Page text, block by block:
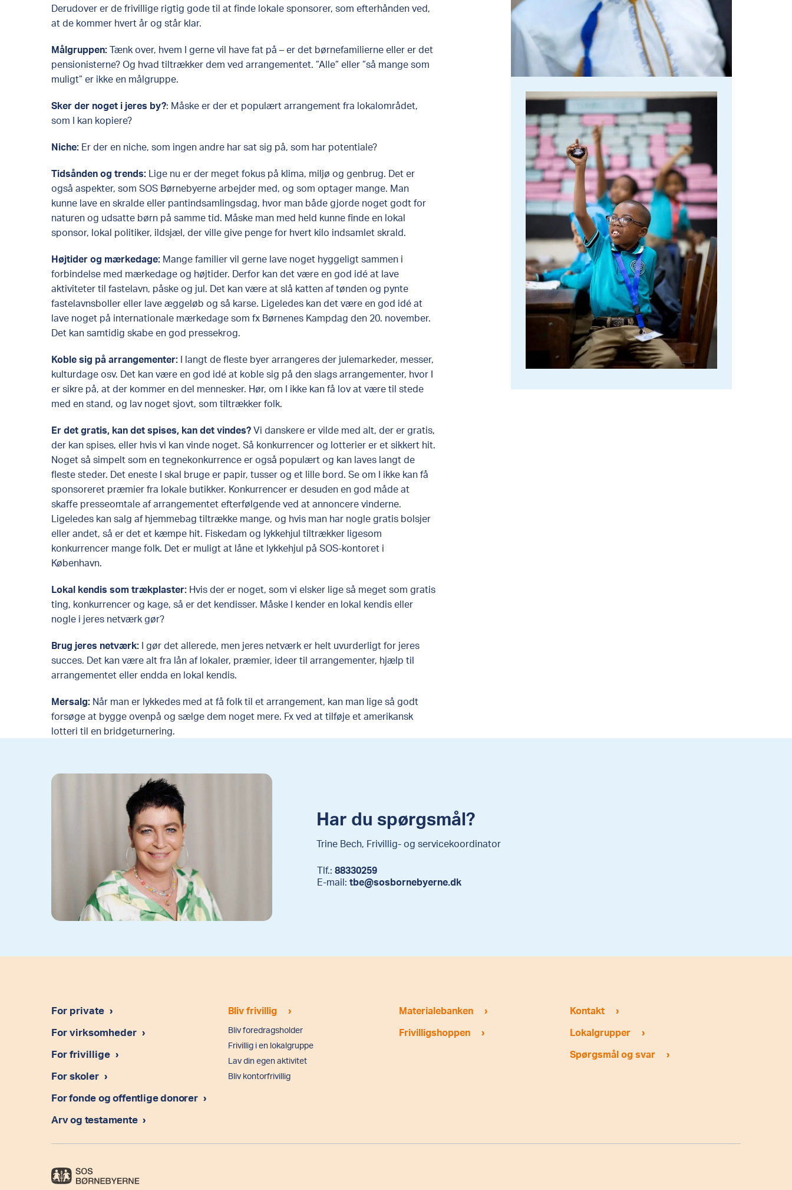
Derudover er de frivillige rigtig gode til at finde lokale sponsorer, som efterhånden ved,
at de kommer hvert år og står klar.​
Målgruppen:​Tænk over, hvem I gerne vil have fat på – er det børnefamilierne eller er det
pensionisterne? Og hvad tiltrækker dem ved arrangementet. ”Alle” eller ”så mange som
muligt” er ikke en målgruppe.​
Sker der noget i jeres by?: Måske er der et populært arrangement fra lokalområdet,
som I kan kopiere? ​
Niche: Er der en niche, som ingen andre har sat sig på, som har potentiale?​
Tidsånden og trends: Lige nu er der meget fokus på klima, miljø og genbrug. Det er
også aspekter, som SOS Børnebyerne arbejder med, og som optager mange. Man
kunne lave en skralde eller pantindsamlingsdag, hvor man både gjorde noget godt for
naturen og udsatte børn på samme tid. Måske man med held kunne finde en lokal
sponsor, lokal politiker, ildsjæl, der ville give penge for hvert kilo indsamlet skrald.​
Højtider og mærkedage: Mange familier vil gerne lave noget hyggeligt sammen i
forbindelse med mærkedage og højtider. Derfor kan det være en god idé at lave
aktiviteter til fastelavn, påske og jul. Det kan være at slå katten af tønden og pynte
fastelavnsboller eller lave æggeløb og så karse. Ligeledes kan det være en god idé at
lave noget på internationale mærkedage som fx Børnenes Kampdag den 20. november.
Det kan samtidig skabe en god pressekrog. ​
Koble sig på arrangementer: I langt de fleste byer arrangeres der julemarkeder, messer,
kulturdage osv. Det kan være en god idé at koble sig på den slags arrangementer, hvor I
er sikre på, at der kommer en del mennesker. Hør, om I ikke kan få lov at være til stede
med en stand, og lav noget sjovt, som tiltrækker folk.​
Er det gratis, kan det spises, kan det vindes?​ Vi danskere er vilde med alt, der er gratis,
der kan spises, eller hvis vi kan vinde noget. Så konkurrencer og lotterier er et sikkert hit.
Noget så simpelt som en tegnekonkurrence er også populært og kan laves langt de
fleste steder. Det eneste I skal bruge er papir, tusser og et lille bord. Se om I ikke kan få
sponsoreret præmier fra lokale butikker. Konkurrencer er desuden en god måde at
skaffe presseomtale af arrangementet efterfølgende ved at annoncere vinderne.
Ligeledes kan salg af hjemmebag tiltrække mange, og hvis man har nogle gratis bolsjer
eller andet, så er det et kæmpe hit. Fiskedam og lykkehjul tiltrækker ligesom
konkurrencer mange folk. Det er muligt at låne et lykkehjul på SOS-kontoret i
København.
​Lokal kendis som trækplaster​: Hvis der er noget, som vi elsker lige så meget som gratis
ting, konkurrencer og kage, så er det kendisser. Måske I kender en lokal kendis eller
nogle i jeres netværk gør?​
Brug jeres netværk: I gør det allerede, men jeres netværk er helt uvurderligt for jeres
succes. Det kan være alt fra lån af lokaler, præmier, ideer til arrangementer, hjælp til
arrangementet eller endda en lokal kendis. ​
Mersalg: Når man er lykkedes med at få folk til et arrangement, kan man lige så godt
forsøge at bygge ovenpå og sælge dem noget mere. Fx ved at tilføje et amerikansk
lotteri til en bridgeturnering.
Har du spørgsmål?
Trine Bech, Frivillig- og servicekoordinator
Tlf.: 88330259
E-mail: tbe@sosbornebyerne.dk
For private ›
For virksomheder ›
For frivillige ›
For skoler ›
For fonde og offentlige donorer ›
Arv og testamente ›
Bliv frivillig ›
Bliv foredragsholder
Frivillig i en lokalgruppe
Lav din egen aktivitet
Bliv kontorfrivillig
Materialebanken ›
Frivilligshoppen ›
Kontakt ›
Lokalgrupper ›
Spørgsmål og svar ›